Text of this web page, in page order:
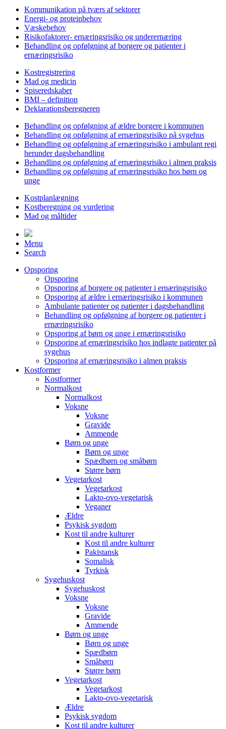
Kommunikation på tværs af sektorer
Energi- og proteinbehov
Væskebehov
Risikofaktorer- ernæringsrisiko og underernæring
Behandling og opfølgning af borgere og patienter i
ernæringsrisiko
Kostregistrering
Mad og medicin
Spiseredskaber
BMI – definition
Deklarationsberegneren
Behandling og opfølgning af ældre borgere i kommunen
Behandling og opfølgning af ernæringsrisiko på sygehus
Behandling og opfølgning af ernæringsrisiko i ambulant regi
herunder dagsbehandling
Behandling og opfølgning af ernæringsrisiko i almen praksis
Behandling og opfølgning af ernæringsrisiko hos børn og
unge
Kostplanlægning
Kostberegning og vurdering
Mad og måltider
Menu
Search
Opsporing
Opsporing
Opsporing af borgere og patienter i ernæringsrisiko
Opsporing af ældre i ernæringsrisiko i kommunen
Ambulante patienter og patienter i dagsbehandling
Behandling og opfølgning af borgere og patienter i
ernæringsrisiko
Opsporing af børn og unge i ernæringsrisiko
Opsporing af ernæringsrisiko hos indlagte patienter på
sygehus
Opsporing af ernæringsrisiko i almen praksis
Kostformer
Kostformer
Normalkost
Normalkost
Voksne
Voksne
Gravide
Ammende
Børn og unge
Børn og unge
Spædbørn og småbørn
Større børn
Vegetarkost
Vegetarkost
Lakto-ovo-vegetarisk
Veganer
Ældre
Psykisk sygdom
Kost til andre kulturer
Kost til andre kulturer
Pakistansk
Somalisk
Tyrkisk
Sygehuskost
Sygehuskost
Voksne
Voksne
Gravide
Ammende
Børn og unge
Børn og unge
Spædbørn
Småbørn
Større børn
Vegetarkost
Vegetarkost
Lakto-ovo-vegetarisk
Ældre
Psykisk sygdom
Kost til andre kulturer